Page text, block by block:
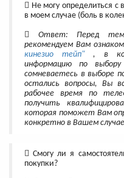
Не могу определиться
в моем случае (боль в
Ответ: Перед
рекомендуем Вам
кинезио тейп", в
информацию по
сомневаетесь в выборе
остались вопросы, Вы
рабочее время по
получить
которая поможет Вам
конкретно в Вашем
Смогу ли я
покупки?